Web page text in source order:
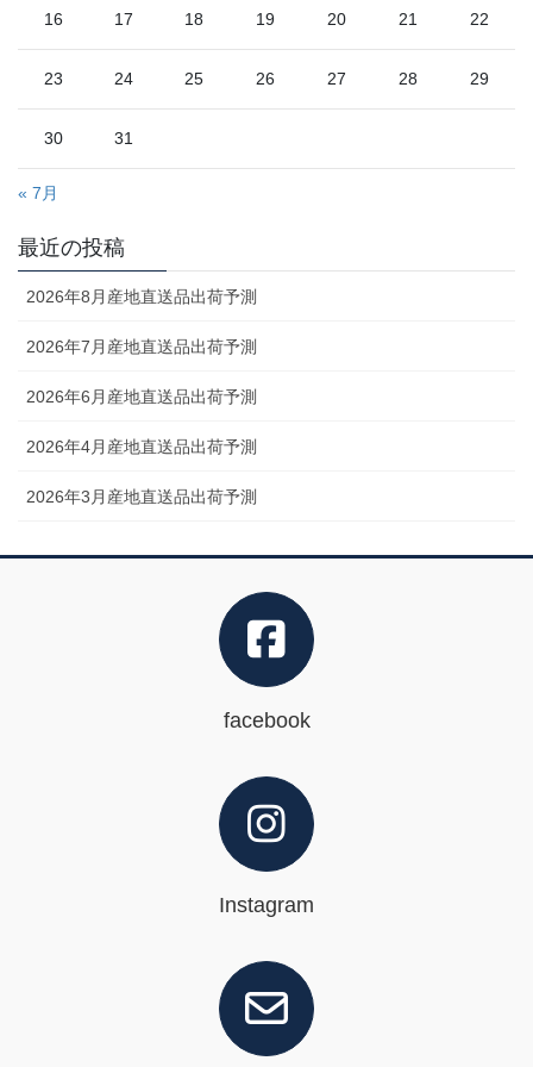
16 17 18 19 20 21 22
23 24 25 26 27 28 29
30 31
« 7月
最近の投稿
2026年8月産地直送品出荷予測
2026年7月産地直送品出荷予測
2026年6月産地直送品出荷予測
2026年4月産地直送品出荷予測
2026年3月産地直送品出荷予測
facebook
Instagram